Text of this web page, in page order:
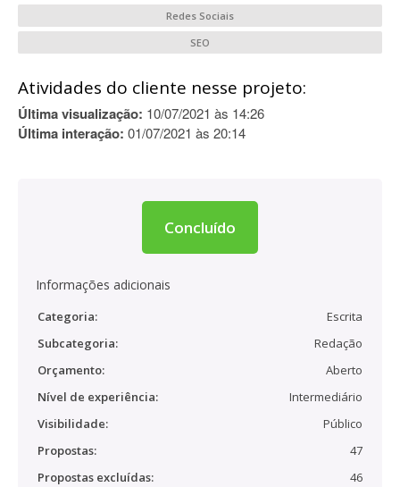
Redes Sociais
SEO
Atividades do cliente nesse projeto:
Última visualização: 10/07/2021 às 14:26
Última interação: 01/07/2021 às 20:14
Concluído
Informações adicionais
Categoria:
Escrita
Subcategoria:
Redação
Orçamento:
Aberto
Nível de experiência:
Intermediário
Visibilidade:
Público
Propostas:
47
Propostas excluídas:
46